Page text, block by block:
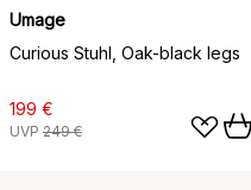
Umage
Curious Stuhl, Oak-black legs
199 €
UVP 249 €